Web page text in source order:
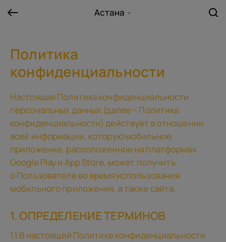
Астана
Политика
конфиденциальности
Настоящая Политика конфиденциальности
персональных данных (далее – Политика
конфиденциальности) действует в отношении
всей информации, которую мобильное
приложение, расположенное на платформах
Google Play и App Store, может получить
о Пользователе во время использования
мобильного приложения, а также сайта.
1. ОПРЕДЕЛЕНИЕ ТЕРМИНОВ
1.1 В настоящей Политике конфиденциальности